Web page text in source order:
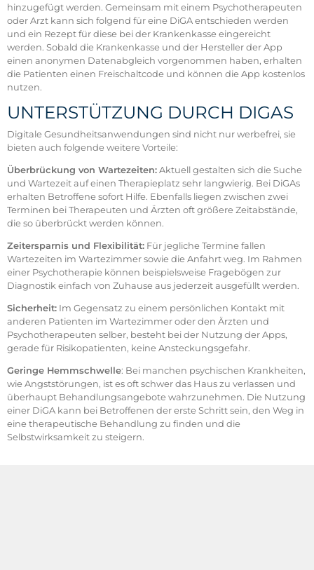
hinzugefügt werden. Gemeinsam mit einem Psychotherapeuten
oder Arzt kann sich folgend für eine DiGA entschieden werden
und ein Rezept für diese bei der Krankenkasse eingereicht
werden. Sobald die Krankenkasse und der Hersteller der App
einen anonymen Datenabgleich vorgenommen haben, erhalten
die Patienten einen Freischaltcode und können die App kostenlos
nutzen.
UNTERSTÜTZUNG DURCH DIGAS
Digitale Gesundheitsanwendungen sind nicht nur werbefrei, sie
bieten auch folgende weitere Vorteile:
Überbrückung von Wartezeiten:Aktuell gestalten sich die Suche
und Wartezeit auf einen Therapieplatz sehr langwierig. Bei DiGAs
erhalten Betroffene sofort Hilfe. Ebenfalls liegen zwischen zwei
Terminen bei Therapeuten und Ärzten oft größere Zeitabstände,
die so überbrückt werden können.
Zeitersparnis und Flexibilität:Für jegliche Termine fallen
Wartezeiten im Wartezimmer sowie die Anfahrt weg. Im Rahmen
einer Psychotherapie können beispielsweise Fragebögen zur
Diagnostik einfach von Zuhause aus jederzeit ausgefüllt werden.
Sicherheit:Im Gegensatz zu einem persönlichen Kontakt mit
anderen Patienten im Wartezimmer oder den Ärzten und
Psychotherapeuten selber, besteht bei der Nutzung der Apps,
gerade für Risikopatienten, keine Ansteckungsgefahr.
Geringe Hemmschwelle: Bei manchen psychischen Krankheiten,
wie Angststörungen, ist es oft schwer das Haus zu verlassen und
überhaupt Behandlungsangebote wahrzunehmen. Die Nutzung
einer DiGA kann bei Betroffenen der erste Schritt sein, den Weg in
eine therapeutische Behandlung zu finden und die
Selbstwirksamkeit zu steigern.